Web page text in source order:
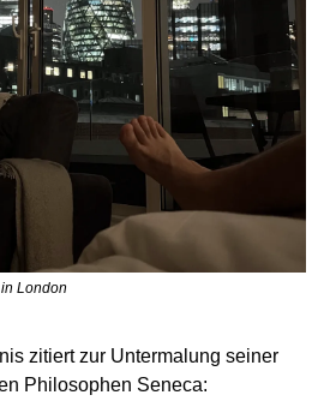
London
zitiert zur Untermalung seiner
Philosophen Seneca: